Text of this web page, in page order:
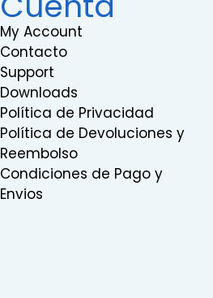
My Account
Contacto
Support
Downloads
Política de Privacidad
Política de Devoluciones y
Reembolso
Condiciones de Pago y
Envios